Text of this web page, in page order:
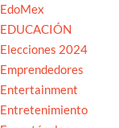
EdoMex
EDUCACIÓN
Elecciones 2024
Emprendedores
Entertainment
Entretenimiento